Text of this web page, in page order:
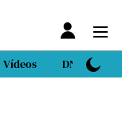
Vídeos DN Sport